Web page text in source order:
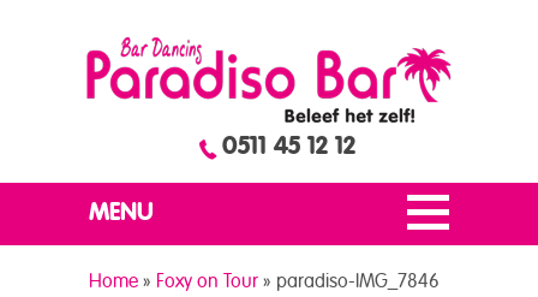
0511 45 12 12
MENU
Home » Foxy on Tour » paradiso-IMG_7846